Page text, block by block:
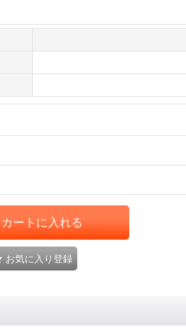
カートに入れる
お気に入り登録